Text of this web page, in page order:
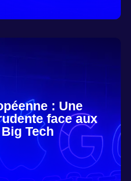
: Une
face aux
Tech